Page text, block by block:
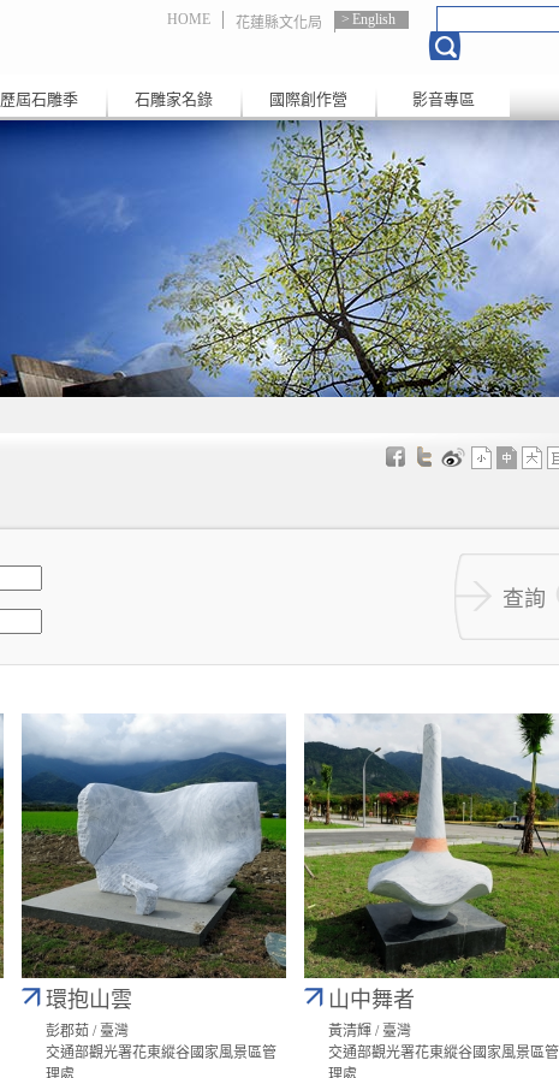
HOME 花蓮縣文化局 English
歷屆石雕季 石雕家名錄 國際創作營 影音專區
環抱山雲
彭郡茹 / 臺灣
交通部觀光署花東縱谷國家風景區管
理處
山中舞者
黃清輝 / 臺灣
交通部觀光署花東縱谷國家風景區管
理處